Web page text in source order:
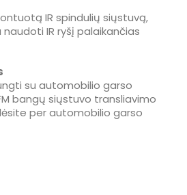
IR spindulių siųstuvą,
IR ryšį palaikančias
su automobilio garso
bangų siųstuvo transliavimo
per automobilio garso